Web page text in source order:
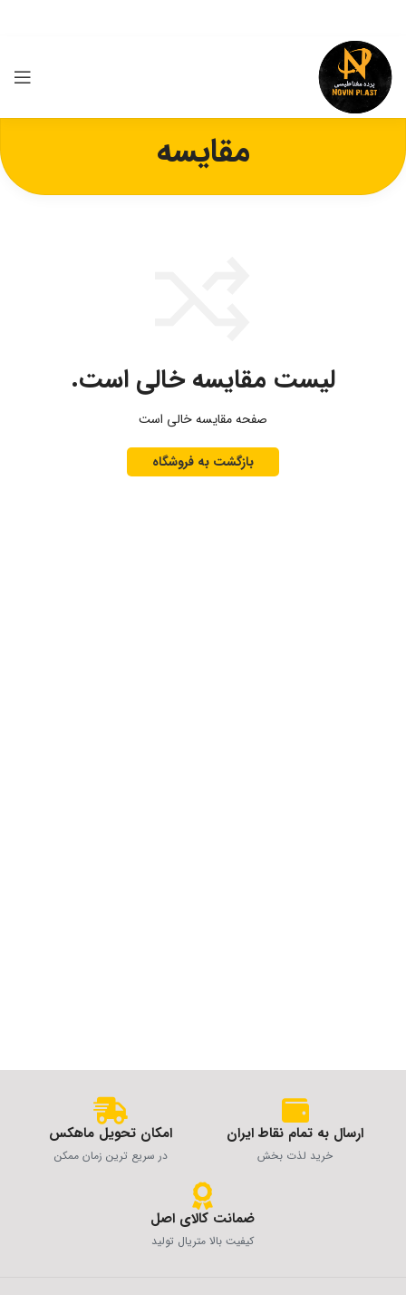
مقایسه
لیست مقایسه خالی است.
صفحه مقایسه خالی است
بازگشت به فروشگاه
ارسال به تمام نقاط ایران
خرید لذت بخش
امکان تحویل ماهکس
در سریع ترین زمان ممکن
ضمانت کالای اصل
کیفیت بالا متریال تولید